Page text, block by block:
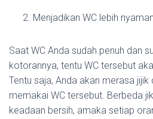
Menjadikan WC lebih
Saat WC Anda sudah penuh dan
kotorannya, tentu WC tersebut
Tentu saja, Anda akan merasa jijik
memakai WC tersebut. Berbeda
keadaan bersih, amaka setiap